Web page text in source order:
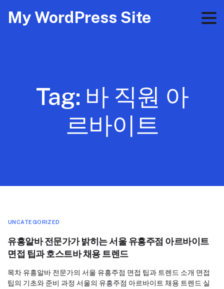
My WordPress Site
Tag: 바 직원 아
르바이트
UNCATEGORIZED
유흥알바 전문가가 밝히는 서울 유흥주점 아르바이트
면접 팁과 호스트바 채용 트렌드
목차 유흥알바 전문가의 서울 유흥주점 면접 팁과 트렌드 소개 면접
팁의 기초와 준비 과정 서울의 유흥주점 아르바이트 채용 트렌드 실